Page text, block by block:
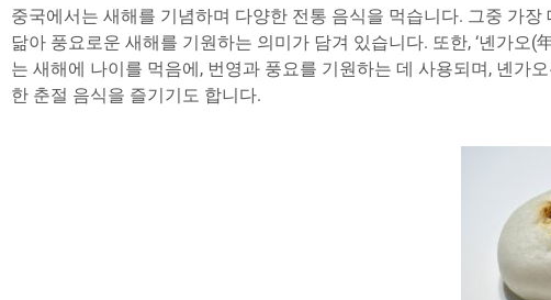
중국에서는 새해를 기념하며 다양한 전통 음식을 먹습니다. 그중 가
닮아 풍요로운 새해를 기원하는 의미가 담겨 있습니다. 또한, ‘녠가오
는 새해에 나이를 먹음에, 번영과 풍요를 기원하는 데 사용되며, 녠가
한 춘절 음식을 즐기기도 합니다.